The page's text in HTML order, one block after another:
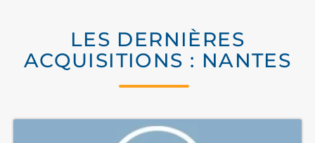
LES DERNIÈRES
ACQUISITIONS : NANTES